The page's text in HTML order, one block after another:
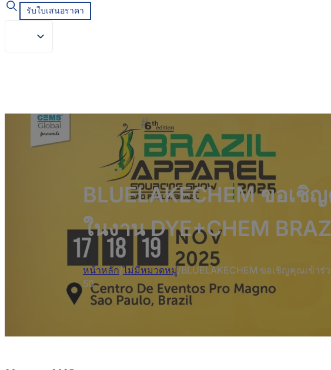
รับใบเสนอราคา
BLUELAKECHEM ขอเชิ
ในงาน DYE+CHEM
หน้าหลัก/ไม่มีหมวดหมู่/BLUELAKECHEM ขอเชิญคุณเข้าร่
50